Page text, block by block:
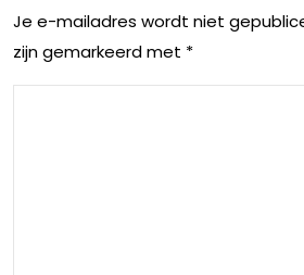
On
ver
Je e-mailadres wordt niet
zijn gemarkeerd met *